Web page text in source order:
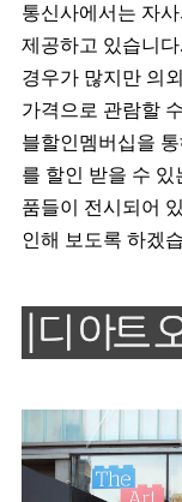
통신사에서는 자
제공하고 있습니
경우가 많지만 의
가격으로 관람할
블할인멤버십을
를 할인 받을 수
품들이 전시되어
인해 보도록 하겠